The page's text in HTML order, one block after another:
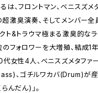
は、フロントマン、ベニス
激臭演奏、そしてメンバー
ト&トラウマ極まる激臭的な
フォロワーを大増殖、結成1
代女性4人、ベニスズメタフ
、ゴチルワカバ(Drum)が
んだん)」。